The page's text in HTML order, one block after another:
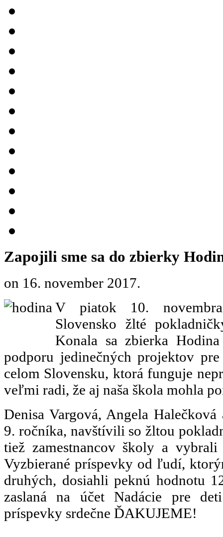
Zapojili sme sa do zbierky
on 16. november 2017.
V piatok 10.
Slovensko žlté
Konala sa zbierka
podporu jedinečných projektov
celom Slovensku, ktorá funguje
veľmi radi, že aj naša škola mohla
Denisa Vargová, Angela
9. ročníka, navštívili so žltou
tiež zamestnancov školy a
Vyzbierané príspevky od ľudí,
druhých, dosiahli peknú hodnotu
zaslaná na účet Nadácie pre
príspevky srdečne ĎAKUJEME!